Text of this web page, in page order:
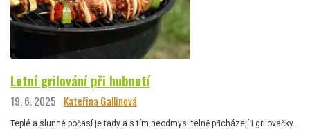
Letní grilování při hubnutí
19. 6. 2025 Kateřina Gallinová
Teplé a slunné počasí je tady a s tím neodmyslitelně přicházejí i grilovačky.